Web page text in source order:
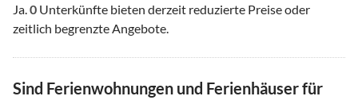
Ja.0 Unterkünfte bieten derzeit reduzierte Preise oder
zeitlich begrenzte Angebote.
Sind Ferienwohnungen und Ferienhäuser für